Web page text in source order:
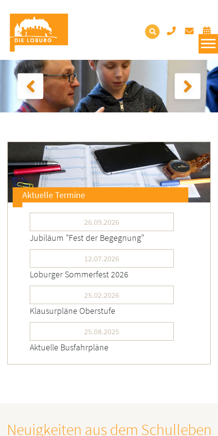
Aktuelle Termine
26.09.2026
Jubiläum "Fest der Begegnung"
12.07.2026
Loburger Sommerfest 2026
25.02.2026
Klausurpläne Oberstufe
25.08.2025
Aktuelle Busfahrpläne
Neuigkeiten aus dem Schulleben